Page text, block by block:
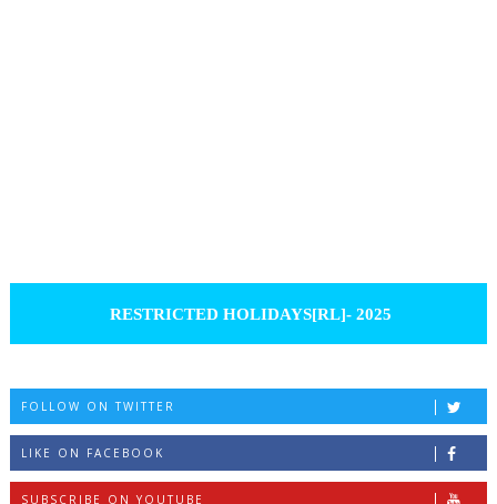
RESTRICTED HOLIDAYS[RL]- 2025
FOLLOW ON TWITTER
LIKE ON FACEBOOK
SUBSCRIBE ON YOUTUBE